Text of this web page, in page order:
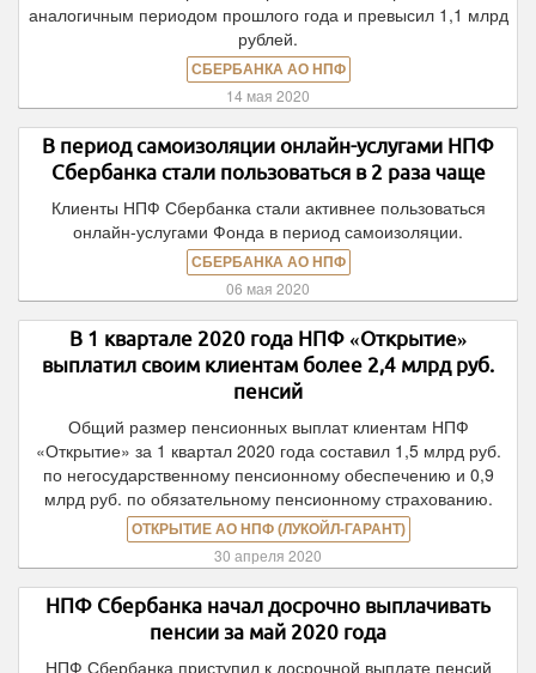
аналогичным периодом прошлого года и превысил 1,1 млрд
рублей.
СБЕРБАНКА АО НПФ
14 мая 2020
В период самоизоляции онлайн-услугами НПФ
Сбербанка стали пользоваться в 2 раза чаще
Клиенты НПФ Сбербанка стали активнее пользоваться
онлайн-услугами Фонда в период самоизоляции.
СБЕРБАНКА АО НПФ
06 мая 2020
В 1 квартале 2020 года НПФ «Открытие»
выплатил своим клиентам более 2,4 млрд руб.
пенсий
Общий размер пенсионных выплат клиентам НПФ
«Открытие» за 1 квартал 2020 года составил 1,5 млрд руб.
по негосударственному пенсионному обеспечению и 0,9
млрд руб. по обязательному пенсионному страхованию.
ОТКРЫТИЕ АО НПФ (ЛУКОЙЛ-ГАРАНТ)
30 апреля 2020
НПФ Сбербанка начал досрочно выплачивать
пенсии за май 2020 года
НПФ Сбербанка приступил к досрочной выплате пенсий